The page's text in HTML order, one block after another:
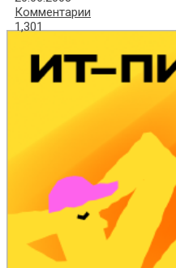
Комментарии
1,301